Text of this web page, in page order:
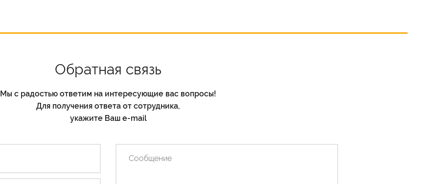
Обратная связь
Мы с радостью ответим на интересующие вас вопросы!
Для получения ответа от сотрудника,
укажите Ваш e-mail